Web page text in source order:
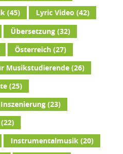
(45) Lyric Video (42)
Übersetzung(32)
Österreich(27)
Musikstudierende(26)
(25)
Inszenierung(23)
Instrumentalmusik(20)